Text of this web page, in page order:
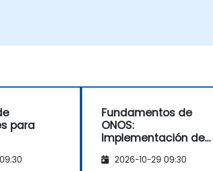
para
Fundamentos de
ONOS:
Implementación de
escalables
2026-10-29 09:30